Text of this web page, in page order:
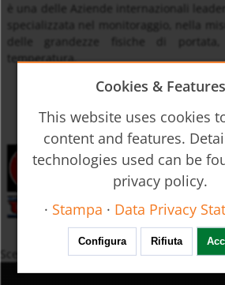
è una delle Aziende internazionali
specializzata nel monitoraggio, nella
delle grandezze fisiche di
temperatura.
Scelta Prodotti per Descrizione
Cookies & Features
This website uses cookies
content and features.
technologies used can be
privacy policy.
· Stampa · Data Privacy
Configura Rifiuta